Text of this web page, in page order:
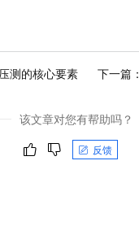
测的核心要素 下一篇：
该文章对您有帮助吗？
反馈